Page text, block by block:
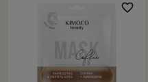
favorite_border